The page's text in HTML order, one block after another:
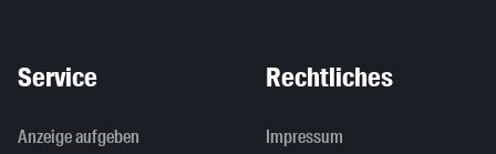
Service
Anzeige aufgeben
Rechtliches
Impressum